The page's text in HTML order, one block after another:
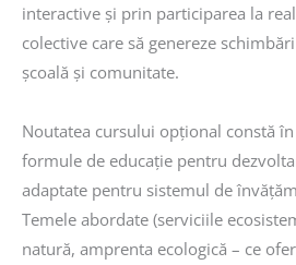
interactive și prin participarea la
colective care să genereze
școală și comunitate.
Noutatea cursului opțional constă
formule de educație pentru
adaptate pentru sistemul de
Temele abordate (serviciile
natură, amprenta ecologică – ce